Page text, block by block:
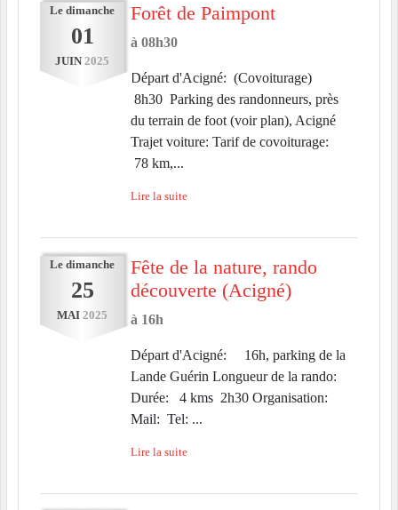
Le dimanche
01
JUIN 2025
Forêt de Paimpont
à 08h30
Départ d'Acigné: (Covoiturage)
8h30 Parking des randonneurs, près
du terrain de foot (voir plan), Acigné
Trajet voiture: Tarif de covoiturage:
78 km,...
Lire la suite
Le dimanche
25
MAI 2025
Fête de la nature, rando
découverte (Acigné)
à 16h
Départ d'Acigné: 16h, parking de la
Lande Guérin Longueur de la rando:
Durée: 4 kms 2h30 Organisation:
Mail: Tel: ...
Lire la suite